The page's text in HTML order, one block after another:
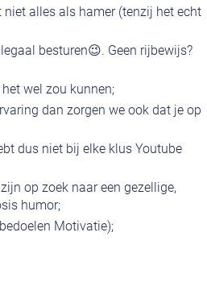
alles als hamer (tenzij het echt
besturen😉. Geen rijbewijs?
wel zou kunnen;
dan zorgen we ook dat je op
dus niet bij elke klus Youtube
zijn op zoek naar een gezellige,
humor;
Motivatie);